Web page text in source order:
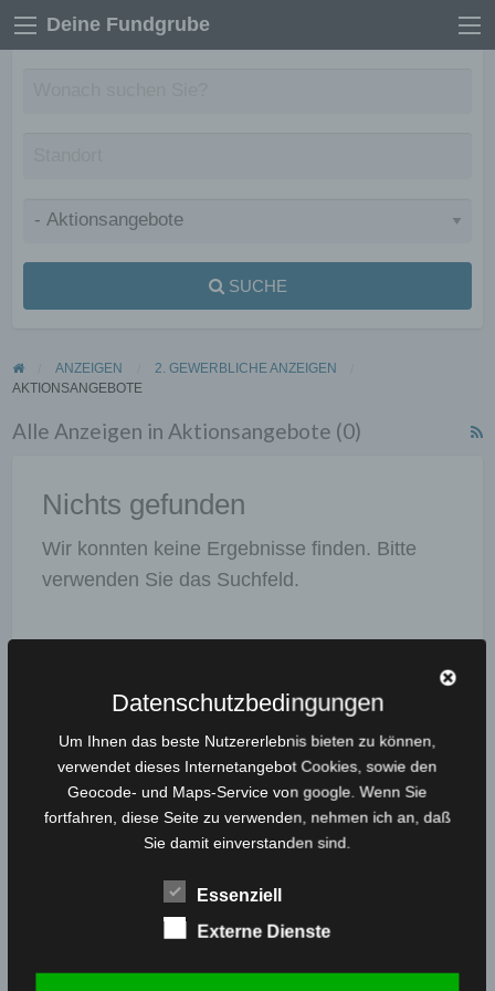
Deine Fundgrube
SUCHE
ANZEIGEN
2. GEWERBLICHE ANZEIGEN
AKTIONSANGEBOTE
Alle Anzeigen in Aktionsangebote (0)
Nichts gefunden
Wir konnten keine Ergebnisse finden. Bitte
verwenden Sie das Suchfeld.
Ergebnisse Filtern
Kilometer
Datenschutzbedingungen
Um Ihnen das beste Nutzererlebnis bieten zu können,
verwendet dieses Internetangebot Cookies, sowie den
Geocode- und Maps-Service von google. Wenn Sie
fortfahren, diese Seite zu verwenden, nehmen ich an, daß
Sie damit einverstanden sind.
Essenziell
Externe Dienste